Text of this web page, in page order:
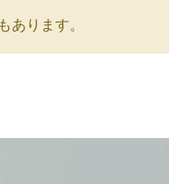
あります。